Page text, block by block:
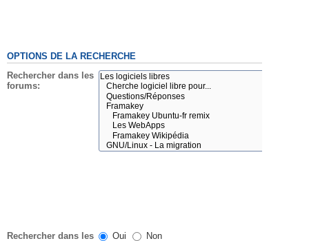
OPTIONS DE LA RECHERCHE
Rechercher dans les
forums:
Rechercher dans les Oui Non